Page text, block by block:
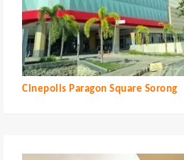
Cinepolis Paragon Square Sorong